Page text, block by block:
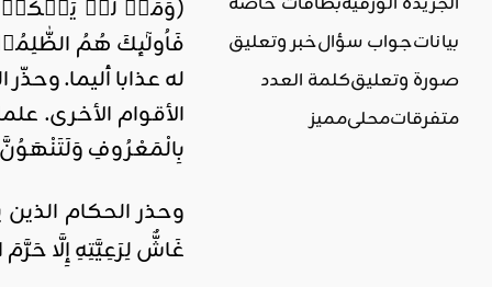
(وَمَنۡ لَّمۡ يَحۡكُمۡ
فَاُولٰٓٮِٕكَ هُمُ
له عذابا أليما.
الأقوام الأخرى.
بِالْمَعْرُوفِ وَلَتَنْهَوُنَّ
وحذر الحكام
غَاشٌّ لِرَعِيَّتِهِ إِلَّا حَرَّمَ
بياناتجواب سؤالخبر وتعليق
صورة وتعليقكلمة العدد
متفرقاتمحليمميز